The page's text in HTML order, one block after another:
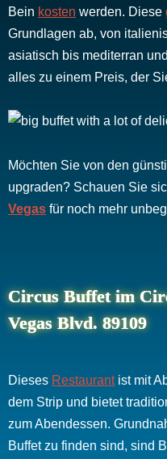
Bein kosten werden. Diese
Grundlagen ab, von
asiatisch bis mediterran
alles zu einem Preis, der
Möchten Sie von den
upgraden? Schauen Sie
Vegas für noch mehr
Circus Buffet im
Vegas Blvd. 89109
Dieses Restaurantist mit
dem Strip und bietet
zum Abendessen.
Buffet zu finden sind, sind